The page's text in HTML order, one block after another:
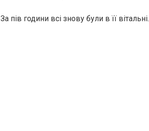
За пів години всі знову були в її вітальні.